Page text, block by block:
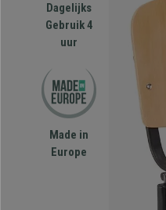
Dagelijks
Gebruik 4
uur
Made in
Europe